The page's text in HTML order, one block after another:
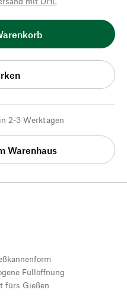
2-3 Werktagen
Warenhaus
Füllöffnung
fürs Gießen